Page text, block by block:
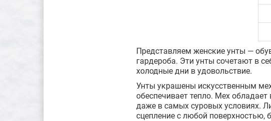
Представляем женские унты —
гардероба. Эти унты сочетают в
холодные дни в удовольствие.
Унты украшены искусственным
обеспечивает тепло. Мех
даже в самых суровых условиях.
сцепление с любой поверхностью,